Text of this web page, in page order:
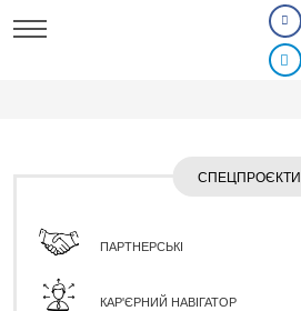
СПЕЦПРОЄКТИ
ПАРТНЕРСЬКІ
КАР'ЄРНИЙ НАВІГАТОР